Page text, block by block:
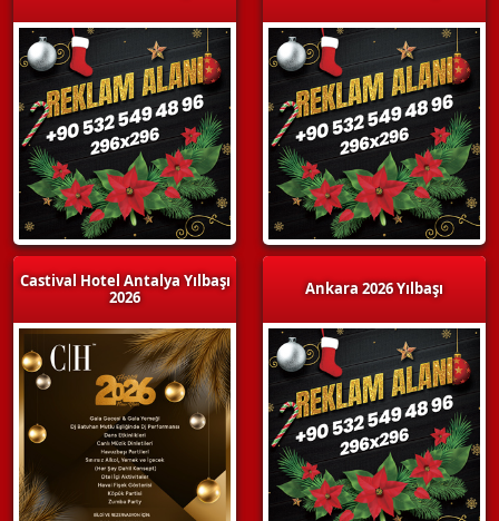
Castival Hotel Antalya Yılbaşı
2026
Ankara 2026 Yılbaşı